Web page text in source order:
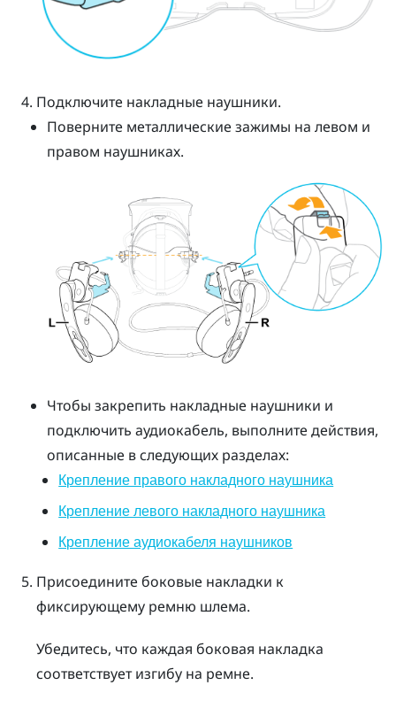
Подключите накладные наушники.
Поверните металлические зажимы на левом и
правом наушниках.
Чтобы закрепить накладные наушники и
подключить аудиокабель, выполните действия,
описанные в следующих разделах:
Крепление правого накладного наушника
Крепление левого накладного наушника
Крепление аудиокабеля наушников
Присоедините боковые накладки к
фиксирующему ремню шлема.
Убедитесь, что каждая боковая накладка
соответствует изгибу на ремне.